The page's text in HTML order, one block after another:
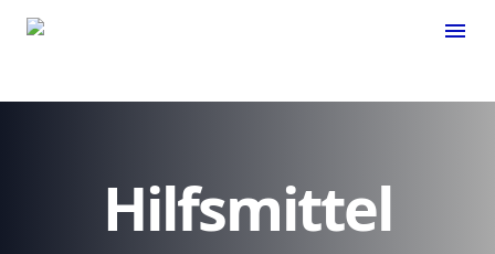
menu
Hilfsmittel